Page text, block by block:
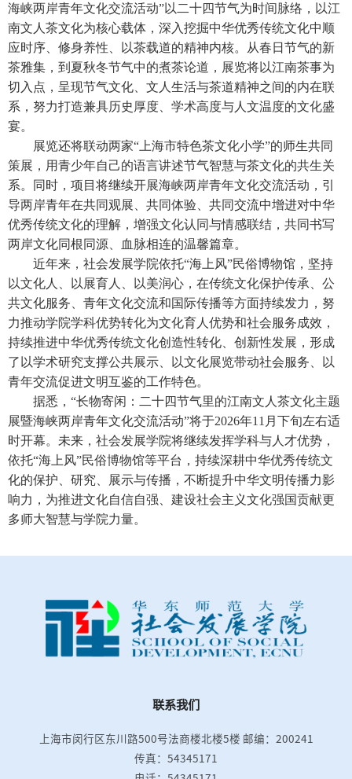
海峡两岸青年文化交流活动”以二十四节气为时间脉络，以江
南文人茶文化为核心载体，深入挖掘中华优秀传统文化中顺
应时序、修身养性、以茶载道的精神内核。从春日节气的新
茶雅集，到夏秋冬节气中的煮茶论道，展览将以江南茶事为
切入点，呈现节气文化、文人生活与茶道精神之间的内在联
系，努力打造兼具历史厚度、学术高度与人文温度的文化盛
宴。
展览还将联动两家“上海市特色茶文化小学”的师生共同
策展，用青少年自己的语言讲述节气智慧与茶文化的共生关
系。同时，项目将继续开展海峡两岸青年文化交流活动，引
导两岸青年在共同观展、共同体验、共同交流中增进对中华
优秀传统文化的理解，增强文化认同与情感联结，共同书写
两岸文化同根同源、血脉相连的温馨篇章。
近年来，社会发展学院依托“海上风”民俗博物馆，坚持
以文化人、以展育人、以美润心，在传统文化保护传承、公
共文化服务、青年文化交流和国际传播等方面持续发力，努
力推动学院学科优势转化为文化育人优势和社会服务成效，
持续推进中华优秀传统文化创造性转化、创新性发展，形成
了以学术研究支撑公共展示、以文化展览带动社会服务、以
青年交流促进文明互鉴的工作特色。
据悉，“长物寄闲：二十四节气里的江南文人茶文化主题
展暨海峡两岸青年文化交流活动”将于2026年11 月下旬左右适
时开幕。未来，社会发展学院将继续发挥学科与人才优势，
依托“海上风”民俗博物馆等平台，持续深耕中华优秀传统文
化的保护、研究、展示与传播，不断提升中华文明传播力影
响力，为推进文化自信自强、建设社会主义文化强国贡献更
多师大智慧与学院力量。
联系我们
上海市闵行区东川路500号法商楼北楼5楼 邮编：200241
传真：54345171